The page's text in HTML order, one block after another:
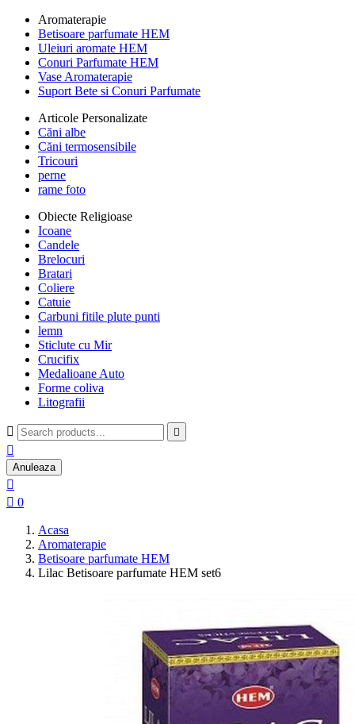
Aromaterapie
Betisoare parfumate HEM
Uleiuri aromate HEM
Conuri Parfumate HEM
Vase Aromaterapie
Suport Bete si Conuri Parfumate
Articole Personalizate
Căni albe
Căni termosensibile
Tricouri
perne
rame foto
Obiecte Religioase
Icoane
Candele
Brelocuri
Bratari
Coliere
Catuie
Carbuni fitile plute punti
lemn
Sticlute cu Mir
Crucifix
Medalioane Auto
Forme coliva
Litografii
 

Anuleaza

 0
Acasa
Aromaterapie
Betisoare parfumate HEM
Lilac Betisoare parfumate HEM set6